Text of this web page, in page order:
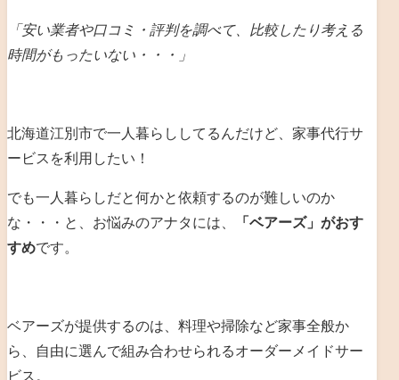
「安い業者や口コミ・評判を調べて、比較したり考える
時間がもったいない・・・」
北海道江別市で一人暮らししてるんだけど、家事代行サ
ービスを利用したい！
でも一人暮らしだと何かと依頼するのが難しいのか
な・・・と、お悩みのアナタには、
「ベアーズ」がおす
すめです。
ベアーズが提供するのは、料理や掃除など家事全般か
ら、自由に選んで組み合わせられるオーダーメイドサー
ビス。